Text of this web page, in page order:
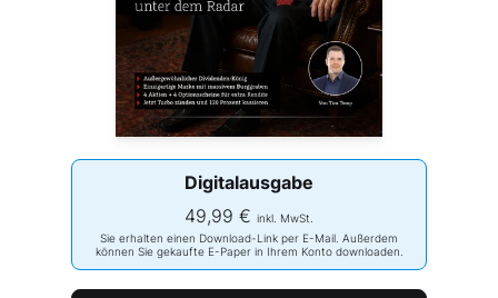
Digitalausgabe
49,99 € inkl. MwSt.
Sie erhalten einen Download-Link per E-Mail. Außerdem
können Sie gekaufte E-Paper in Ihrem Konto downloaden.